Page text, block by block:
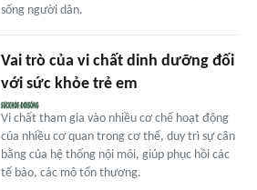
sống người dân.
Vai trò của vi chất dinh dưỡng đối
với sức khỏe trẻ em
Vi chất tham gia vào nhiều cơ chế hoạt động
của nhiều cơ quan trong cơ thể, duy trì sự cân
bằng của hệ thống nội môi, giúp phục hồi các
tế bào, các mô tổn thương.